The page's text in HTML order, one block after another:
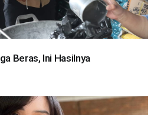
Beras, Ini Hasilnya